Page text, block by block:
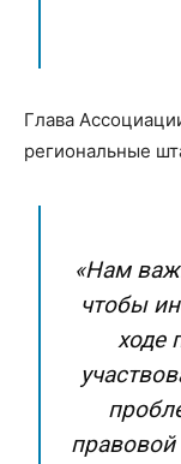
Глава
региональные
«Нам
чтобы
ходе